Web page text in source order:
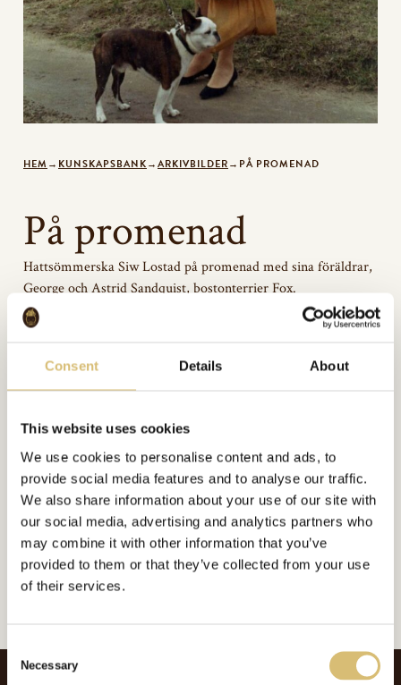
Consent Details About
This website uses cookies
We use cookies to personalise content and ads, to
provide social media features and to analyse our traffic.
We also share information about your use of our site with
our social media, advertising and analytics partners who
may combine it with other information that you’ve
provided to them or that they’ve collected from your use
of their services.
C
Necessary
HEM → KUNSKAPSBANK→ARKIVBILDER→ PÅ PROMENAD
På promenad
Hattsömmerska Siw Lostad på promenad med sina föräldrar,
George och Astrid Sandquist, bostonterrier Fox.
Bildgalleri
Inkluderat i:
Arkivbilder
Url: https://sverigeshattmakareforening.se/kunskapsbank/pa-promenad/
GÅ TILLBAKA